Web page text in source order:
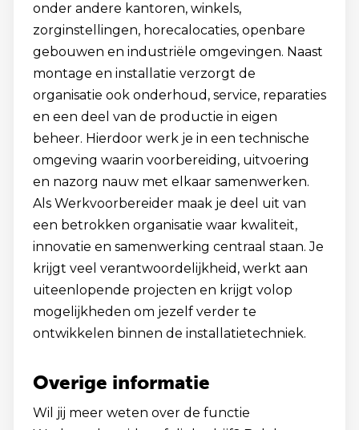
onder andere kantoren, winkels,
zorginstellingen, horecalocaties, openbare
gebouwen en industriële omgevingen. Naast
montage en installatie verzorgt de
organisatie ook onderhoud, service, reparaties
en een deel van de productie in eigen
beheer. Hierdoor werk je in een technische
omgeving waarin voorbereiding, uitvoering
en nazorg nauw met elkaar samenwerken.
Als Werkvoorbereider maak je deel uit van
een betrokken organisatie waar kwaliteit,
innovatie en samenwerking centraal staan. Je
krijgt veel verantwoordelijkheid, werkt aan
uiteenlopende projecten en krijgt volop
mogelijkheden om jezelf verder te
ontwikkelen binnen de installatietechniek.
Overige informatie
Wil jij meer weten over de functie